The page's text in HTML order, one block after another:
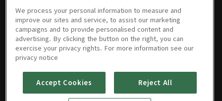
115회
03/30/2026 • 1시간 25분
114회 113회 112회 111회 110회
We process your personal information to measure and
improve our sites and service, to assist our marketing
campaigns and to provide personalised content and
advertising. By clicking the button on the right, you can
exercise your privacy rights. For more information see our
privacy notice
Accept Cookies Reject All